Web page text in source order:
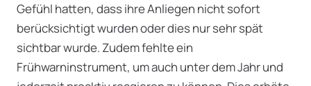
Gefühl hatten, dass ihre Anliegen nicht sofort
berücksichtigt wurden oder dies nur sehr spät
sichtbar wurde. Zudem fehlte ein
Frühwarninstrument, um auch unter dem Jahr und